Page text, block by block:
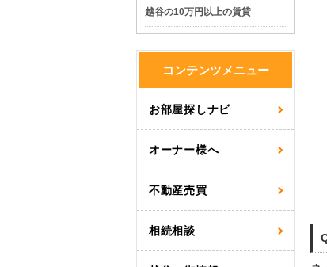
越谷の10万円以上の賃貸
コンテンツメニュー
お部屋探しナビ
オーナー様へ
不動産売買
相続相談